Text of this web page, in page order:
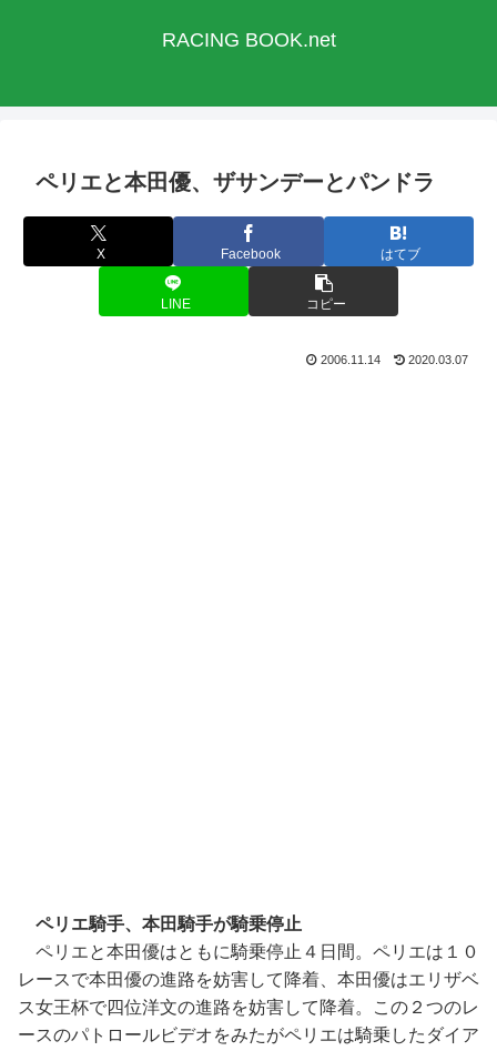
RACING BOOK.net
ペリエと本田優、ザサンデーとパンドラ
X Facebook はてブ
LINE コピー
2006.11.14 2020.03.07
ペリエ騎手、本田騎手が騎乗停止
ペリエと本田優はともに騎乗停止４日間。ペリエは１０
レースで本田優の進路を妨害して降着、本田優はエリザベ
ス女王杯で四位洋文の進路を妨害して降着。この２つのレ
ースのパトロールビデオをみたがペリエは騎乗したダイア